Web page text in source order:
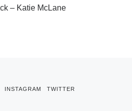
– Katie McLane
INSTAGRAM TWITTER